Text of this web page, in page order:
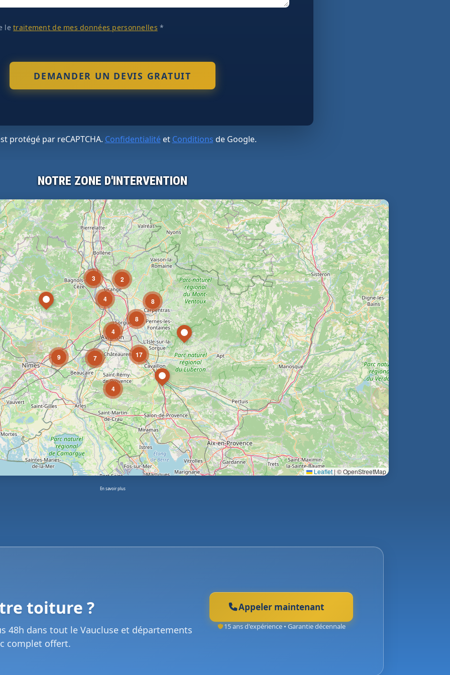
letraitement de mes données personnelles *
protégé par reCAPTCHA. Confidentialitéet Conditions de Google.
NOTRE ZONE D'INTERVENTION
3
4
9 7
2
4
4
17
8
8
Leaflet|© OpenStreetMap
En savoir plus
toiture ?
48h dans tout le Vaucluse et départements
complet offert.
Appeler maintenant
15 ans d'expérience • Garantie décennale